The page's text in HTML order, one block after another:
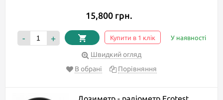
15,800 грн.
- + Купити в 1 клік У наявності
Швидкий огляд
В обрані
Порівняння